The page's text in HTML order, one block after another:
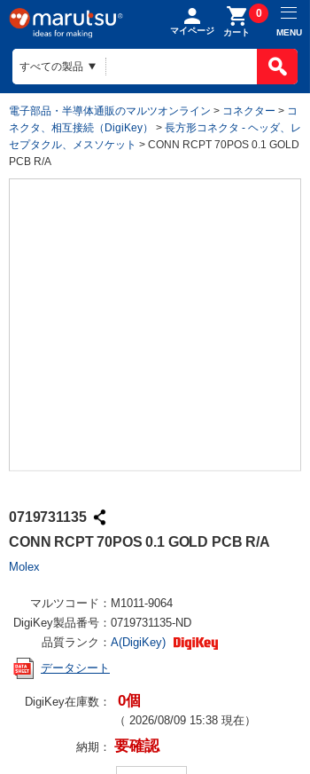
マイページ カート
0
MENU
電子部品・半導体通販のマルツオンライン > コネクター > コ
ネクタ、相互接続（DigiKey）
> 長方形コネクタ - ヘッダ、レ
セプタクル、メスソケット > CONN RCPT 70POS 0.1 GOLD
PCB R/A
0719731135
CONN RCPT 70POS 0.1 GOLD PCB R/A
Molex
マルツコード： M1011-9064
DigiKey製品番号： 0719731135-ND
品質ランク： A(DigiKey)
データシート
DigiKey在庫数： 0個
（ 2026/08/09 15:38 現在）
納期： 要確認